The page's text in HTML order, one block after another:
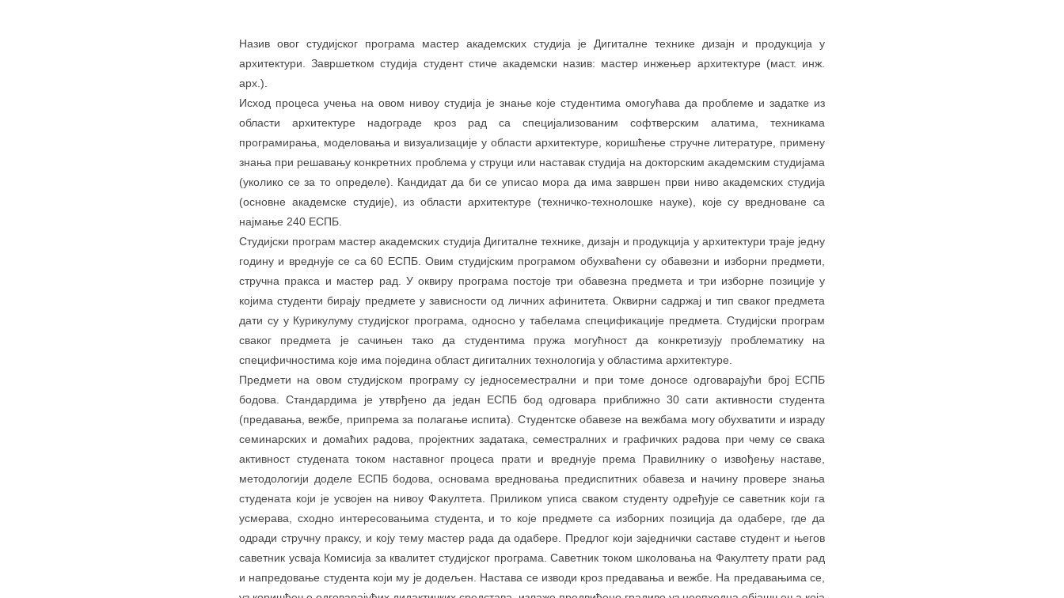
Назив овог студијског програма мастер академских студија је Дигиталне технике дизајн и продукција у
архитектури. Завршетком студија студент стиче академски назив: мастер инжењер архитектуре (маст. инж.
арх.).
Исход процеса учења на овом нивоу студија је знање које студентима омогућава да проблеме и задатке из
области архитектуре надограде кроз рад са специјализованим софтверским алатима, техникама
програмирања, моделовања и визуализације у области архитектуре, коришћење стручне литературе, примену
знања при решавању конкретних проблема у струци или наставак студија на докторским академским студијама
(уколико се за то определе). Кандидат да би се уписао мора да има завршен први ниво академских студија
(основне академске студије), из области архитектуре (техничко-технолошке науке), које су вредноване са
најмање 240 ЕСПБ.
Студијски програм мастер академских студија Дигиталне технике, дизајн и продукција у архитектури траје једну
годину и вреднује се са 60 ЕСПБ. Овим студијским програмом обухваћени су обавезни и изборни предмети,
стручна пракса и мастер рад. У оквиру програма постоје три обавезна предмета и три изборне позиције у
којима студенти бирају предмете у зависности од личних афинитета. Оквирни садржај и тип сваког предмета
дати су у Курикулуму студијског програма, односно у табелама спецификације предмета. Студијски програм
сваког предмета је сачињен тако да студентима пружа могућност да конкретизују проблематику на
специфичностима које има поједина област дигиталних технологија у областима архитектуре.
Предмети на овом студијском програму су једносеместрални и при томе доносе одговарајући број ЕСПБ
бодова. Стандардима је утврђено да један ЕСПБ бод одговара приближно 30 сати активности студента
(предавања, вежбе, припрема за полагање испита). Студентске обавезе на вежбама могу обухватити и израду
семинарских и домаћих радова, пројектних задатака, семестралних и графичких радова при чему се свака
активност студената током наставног процеса прати и вреднује према Правилнику о извођењу наставе,
методологији доделе ЕСПБ бодова, основама вредновања предиспитних обавеза и начину провере знања
студената који је усвојен на нивоу Факултета. Приликом уписа сваком студенту одређује се саветник који га
усмерава, сходно интересовањима студента, и то које предмете са изборних позиција да одабере, где да
одради стручну праксу, и коју тему мастер рада да одабере. Предлог који заједнички саставе студент и његов
саветник усваја Комисија за квалитет студијског програма. Саветник током школовања на Факултету прати рад
и напредовање студента који му је додељен. Настава се изводи кроз предавања и вежбе. На предавањима се,